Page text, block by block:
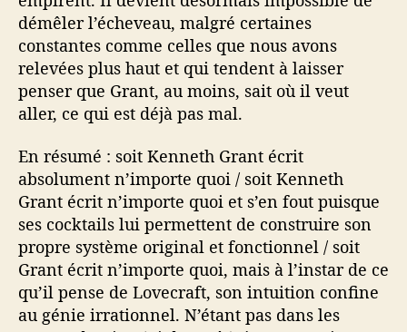
démêler l’écheveau, malgré certaines
constantes comme celles que nous avons
relevées plus haut et qui tendent à laisser
penser que Grant, au moins, sait où il veut
aller, ce qui est déjà pas mal.
En résumé : soit Kenneth Grant écrit
absolument n’importe quoi / soit Kenneth
Grant écrit n’importe quoi et s’en fout puisque
ses cocktails lui permettent de construire son
propre système original et fonctionnel / soit
Grant écrit n’importe quoi, mais à l’instar de ce
qu’il pense de Lovecraft, son intuition confine
au génie irrationnel. N’étant pas dans les